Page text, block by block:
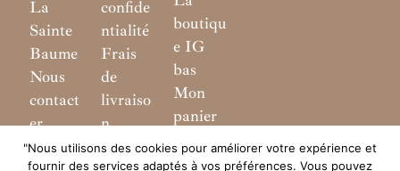
La
Sainte
Baume
Nous
contact
er
confide
ntialité
Frais
de
livraiso
n
boutiqu
e IG
bas
Mon
panier
"Nous utilisons des cookies pour améliorer votre expérience et
fournir des services adaptés à vos préférences. Vous pouvez